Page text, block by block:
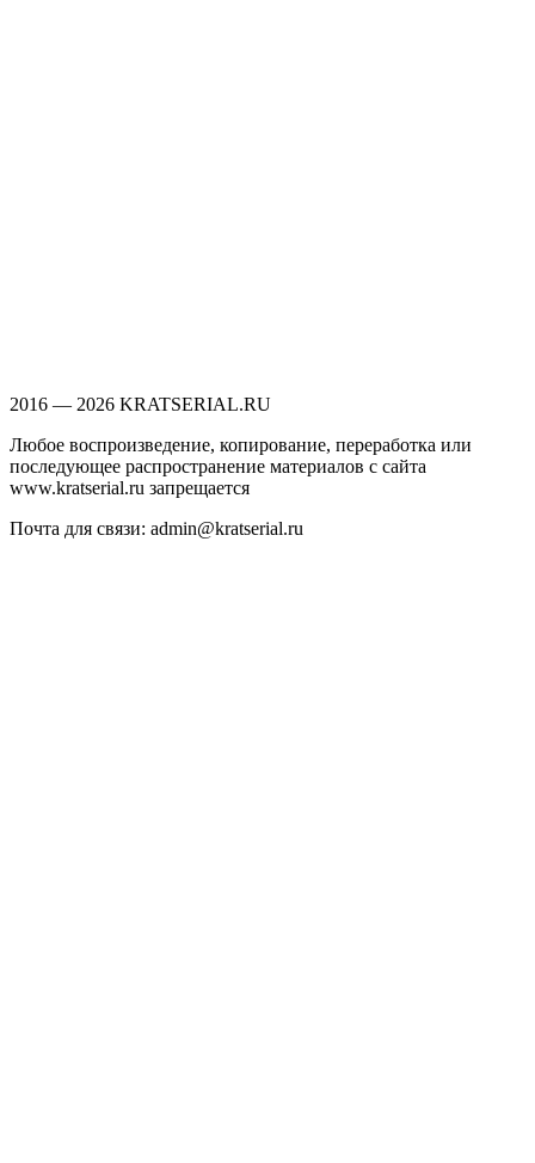
2016 — 2026 KRATSERIAL.RU
Любое воспроизведение, копирование, переработка или
последующее распространение материалов с сайта
www.kratserial.ru запрещается
Почта для связи: admin@kratserial.ru